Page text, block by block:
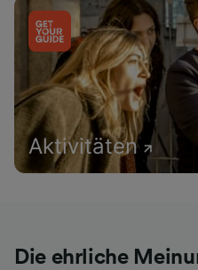
Aktivitäten
Die ehrliche